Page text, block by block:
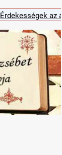
Érdekességek az